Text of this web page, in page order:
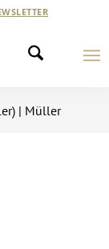
| Müller